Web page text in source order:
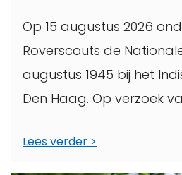
Op 15 augustus 2026
Roverscouts de
augustus 1945 bij het
Den Haag. Op verzoek
Lees verder